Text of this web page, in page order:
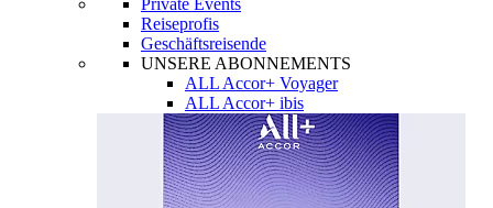
Reiseprofis
Geschäftsreisende
UNSERE ABONNEMENTS
ALL Accor+ Voyager
ALL Accor+ ibis